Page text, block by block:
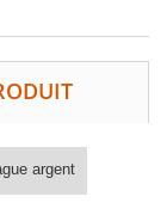
argent